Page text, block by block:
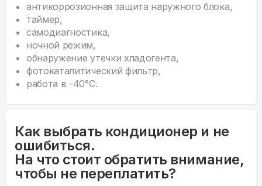
антикоррозионная защита наружного блока,
таймер,
самодиагностика,
ночной режим,
обнаружение утечки хладогента,
фотокаталитический фильтр,
работа в -40°С.
Как выбрать кондиционер и не
ошибиться.
На что стоит обратить внимание,
чтобы не переплатить?